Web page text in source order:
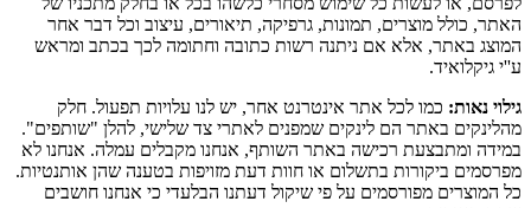
האתר, כולל מוצרים, תמונות, גרפיקה, תיאורים, עיצוב וכל דבר אחר
המוצג באתר, אלא אם ניתנה רשות כתובה וחתומה לכך בכתב ומראש
ע''י גיקלואיד.
גילוי נאות: כמו לכל אתר אינטרנט אחר, יש לנו עלויות תפעול. חלק
מהלינקים באתר הם לינקים שמפנים לאתרי צד שלישי, להלן "שותפים".
במידה ומתבצעת רכישה באתר השותף, אנחנו מקבלים עמלה. אנחנו לא
מפרסמים ביקורות בתשלום או חוות דעת מזויפות בטענה שהן אותנטיות.
כל המוצרים מפורסמים על פי שיקול דעתנו הבלעדי כי אנחנו חושבים